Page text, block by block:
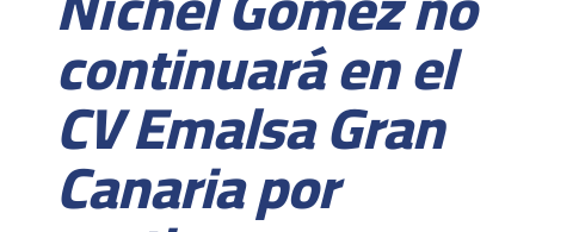
continuará en el
CV Emalsa Gran
Canaria por